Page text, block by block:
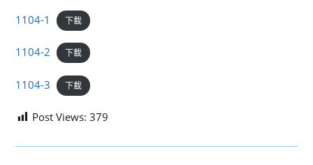
1104-1 下載
1104-2 下載
1104-3 下載
Post Views: 379